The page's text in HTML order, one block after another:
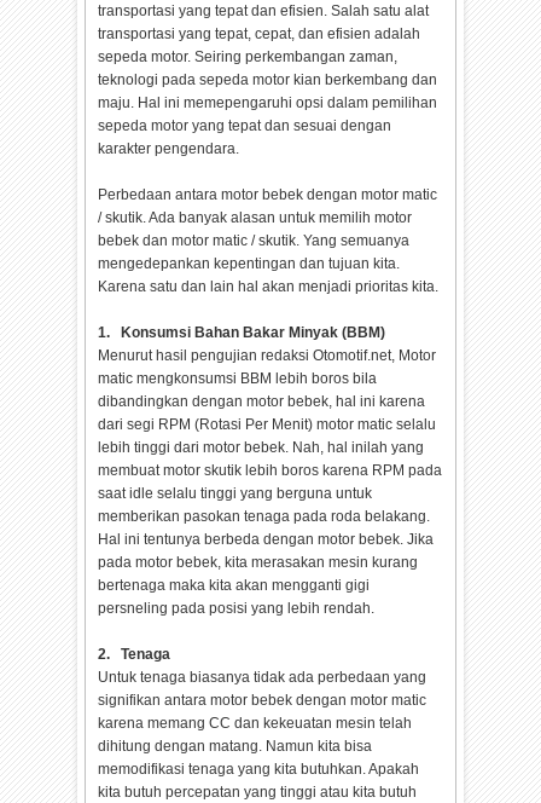
transportasi yang tepat dan efisien. Salah satu alat
transportasi yang tepat, cepat, dan efisien adalah
sepeda motor. Seiring perkembangan zaman,
teknologi pada sepeda motor kian berkembang dan
maju. Hal ini memepengaruhi opsi dalam pemilihan
sepeda motor yang tepat dan sesuai dengan
karakter pengendara.
Perbedaan antara motor bebek dengan motor matic
/ skutik. Ada banyak alasan untuk memilih motor
bebek dan motor matic / skutik. Yang semuanya
mengedepankan kepentingan dan tujuan kita.
Karena satu dan lain hal akan menjadi prioritas kita.
1. Konsumsi Bahan Bakar Minyak (BBM)
Menurut hasil pengujian redaksi Otomotif.net, Motor
matic mengkonsumsi BBM lebih boros bila
dibandingkan dengan motor bebek, hal ini karena
dari segi RPM (Rotasi Per Menit) motor matic selalu
lebih tinggi dari motor bebek. Nah, hal inilah yang
membuat motor skutik lebih boros karena RPM pada
saat idle selalu tinggi yang berguna untuk
memberikan pasokan tenaga pada roda belakang.
Hal ini tentunya berbeda dengan motor bebek. Jika
pada motor bebek, kita merasakan mesin kurang
bertenaga maka kita akan mengganti gigi
persneling pada posisi yang lebih rendah.
2. Tenaga
Untuk tenaga biasanya tidak ada perbedaan yang
signifikan antara motor bebek dengan motor matic
karena memang CC dan kekeuatan mesin telah
dihitung dengan matang. Namun kita bisa
memodifikasi tenaga yang kita butuhkan. Apakah
kita butuh percepatan yang tinggi atau kita butuh